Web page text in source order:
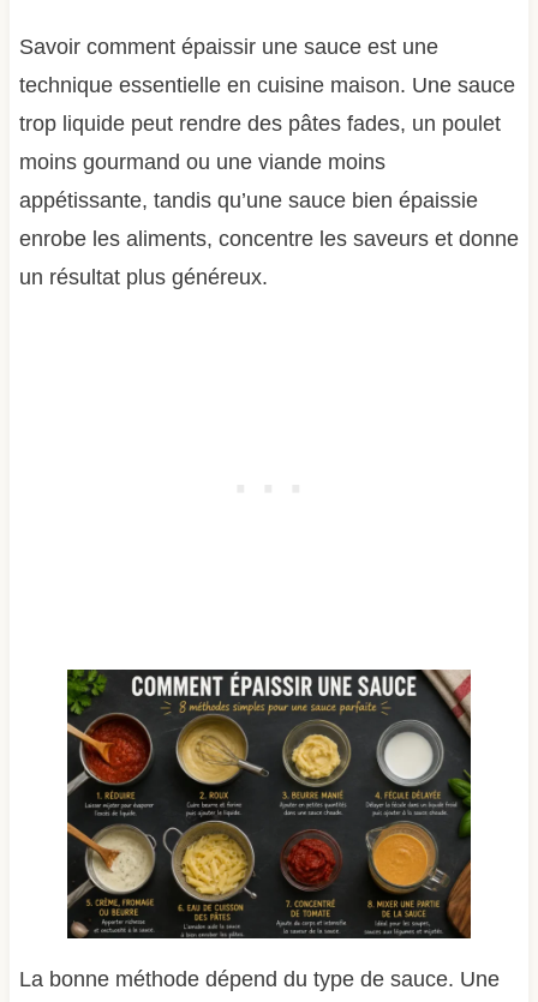
Savoir comment épaissir une sauce est une
technique essentielle en cuisine maison. Une sauce
trop liquide peut rendre des pâtes fades, un poulet
moins gourmand ou une viande moins
appétissante, tandis qu’une sauce bien épaissie
enrobe les aliments, concentre les saveurs et donne
un résultat plus généreux.
La bonne méthode dépend du type de sauce. Une